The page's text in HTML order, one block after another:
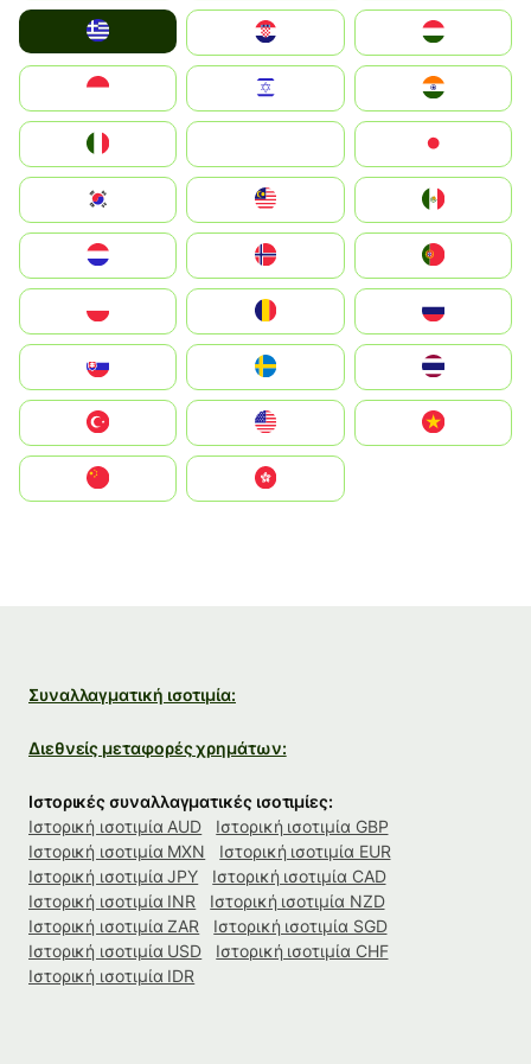
Magyarország
South Korea
United States
中國香港特別行政區
Συναλλαγματική ισοτιμία:
Διεθνείς μεταφορές χρημάτων:
Ιστορικές συναλλαγματικές ισοτιμίες:
Ιστορική ισοτιμία AUD
Ιστορική ισοτιμία GBP
Ιστορική ισοτιμία MXN
Ιστορική ισοτιμία EUR
Ιστορική ισοτιμία JPY
Ιστορική ισοτιμία CAD
Ιστορική ισοτιμία INR
Ιστορική ισοτιμία NZD
Ιστορική ισοτιμία ZAR
Ιστορική ισοτιμία SGD
Ιστορική ισοτιμία USD
Ιστορική ισοτιμία CHF
Ιστορική ισοτιμία IDR